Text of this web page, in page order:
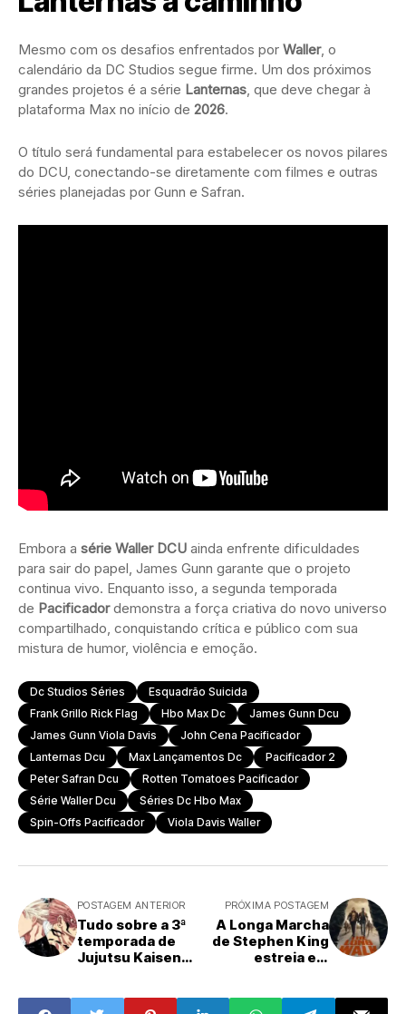
Mesmo com os desafios enfrentados por Waller, o
calendário da DC Studios segue firme. Um dos próximos
grandes projetos é a série Lanternas, que deve chegar à
plataforma Max no início de 2026.
O título será fundamental para estabelecer os novos pilares
do DCU, conectando-se diretamente com filmes e outras
séries planejadas por Gunn e Safran.
Embora a série Waller DCU ainda enfrente dificuldades
para sair do papel, James Gunn garante que o projeto
continua vivo. Enquanto isso, a segunda temporada
de Pacificadordemonstra a força criativa do novo universo
compartilhado, conquistando crítica e público com sua
mistura de humor, violência e emoção.
Dc Studios Séries
Esquadrão Suicida
Frank Grillo Rick Flag
Hbo Max Dc
James Gunn Dcu
James Gunn Viola Davis
John Cena Pacificador
Lanternas Dcu
Max Lançamentos Dc
Pacificador 2
Peter Safran Dcu
Rotten Tomatoes Pacificador
Série Waller Dcu
Séries Dc Hbo Max
Spin-Offs Pacificador
Viola Davis Waller
POSTAGEM ANTERIOR
Tudo sobre a 3ª
temporada de
Jujutsu Kaisen
PRÓXIMA POSTAGEM
A Longa Marcha
de Stephen King
estreia em